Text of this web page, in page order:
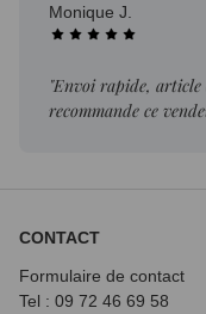
Monique J.
"Envoi rapide,
recommande ce
CONTACT
Formulaire de contact
Tel : 09 72 46 69 58